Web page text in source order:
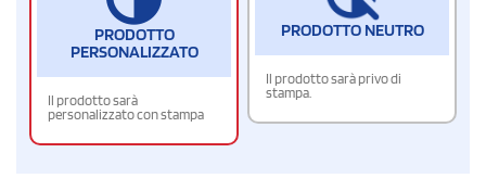
PRODOTTO
PERSONALIZZATO
Il prodotto sarà
personalizzato con stampa
PRODOTTO NEUTRO
Il prodotto sarà privo di
stampa.